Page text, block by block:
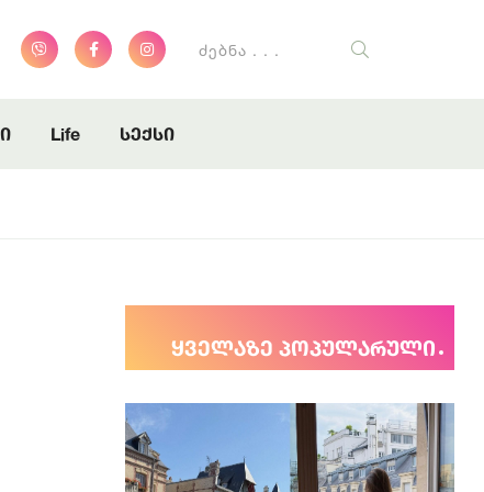
Life სექსი
ყველაზე პოპულარული